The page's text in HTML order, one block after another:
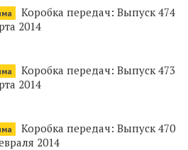
Коробка передач: Выпуск 474
2014
Коробка передач: Выпуск 473
2014
Коробка передач: Выпуск 470
2014